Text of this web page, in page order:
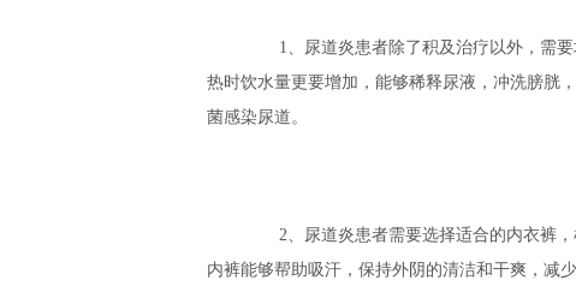
1、尿道炎患者除了积及治疗以外，需要
热时饮水量更要增加，能够稀释尿液，冲洗膀胱
菌感染尿道。
2、尿道炎患者需要选择适合的内衣裤，
内裤能够帮助吸汗，保持外阴的清洁和干爽，减